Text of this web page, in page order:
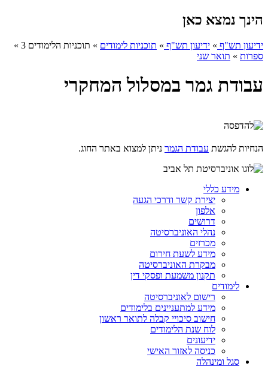
הינך נמצא כאן
ידיעון תש"ף » ידיעון תש"ף » תוכניות לימודים » תוכניות הלימודים 3
»
ספרות » תואר שני
עבודת גמר במסלול המחקרי
הנחיות להגשת עבודת הגמר ניתן למצוא באתר החוג.
מידע כללי
יצירת קשר ודרכי הגעה
אלפון
דרושים
נהלי האוניברסיטה
מכרזים
מידע לשעת חירום
מבקרת האוניברסיטה
תקנון משמעת ופסקי דין
לימודים
רישום לאוניברסיטה
מידע למתעניינים בלימודים
חישוב סיכויי קבלה לתואר ראשון
לוח שנת הלימודים
ידיעונים
כניסה לאזור האישי
סגל ומינהלה